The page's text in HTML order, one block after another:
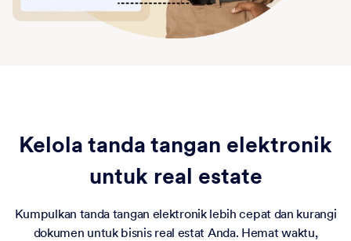
Kelola tanda tangan elektronik
untuk real estate
Kumpulkan tanda tangan elektronik lebih cepat dan kurangi
dokumen untuk bisnis real estat Anda. Hemat waktu,